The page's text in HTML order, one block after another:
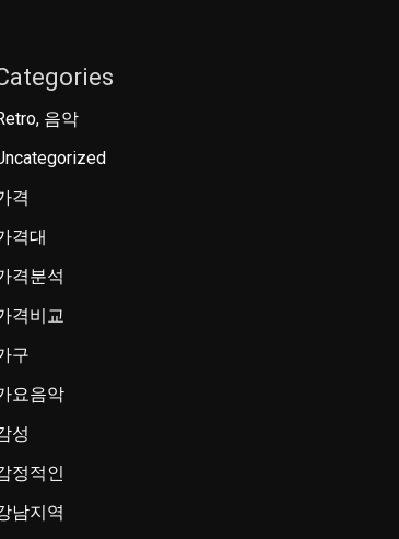
음악
격
격대
격분석
격비교
구
요음악
성
정적인
남지역